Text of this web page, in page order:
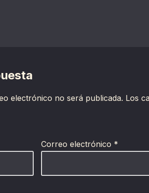
electrónico no será publicada. Los
Correo electrónico *